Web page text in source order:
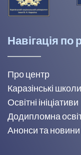
Навігація по
Про центр
Каразінські школи
Освітні ініціативи
Додипломна
Анонси та новини